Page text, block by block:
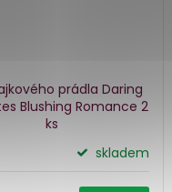
prádla Daring
Blushing Romance2
ks
skladem